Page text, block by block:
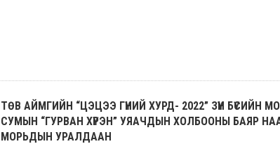
ТӨВ АЙМГИЙН “ЦЭЦЭЭ ГҮНИЙ ХУРД- 2022” ЗҮҮН
СУМЫН “ГУРВАН ХҮРЭН” УЯАЧДЫН ХОЛБООНЫ БАЯР
МОРЬДЫН УРАЛДААН